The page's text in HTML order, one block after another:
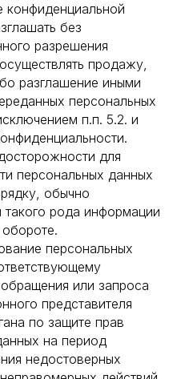
конфиденциальной
без
разрешения
продажу,
разглашение иными
персональных
п.п. 5.2. и
для
персональных данных
обычно
рода информации
персональных
или запроса
представителя
по защите прав
на период
недостоверных